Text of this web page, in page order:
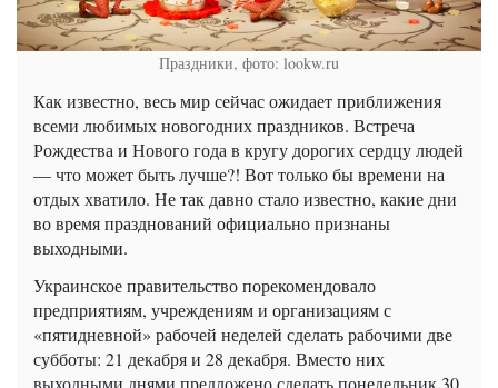
Праздники, фото: lookw.ru
Как известно, весь мир сейчас ожидает приближения
всеми любимых новогодних праздников. Встреча
Рождества и Нового года в кругу дорогих сердцу людей
— что может быть лучше?! Вот только бы времени на
отдых хватило. Не так давно стало известно, какие дни
во время празднований официально признаны
выходными.
Украинское правительство порекомендовало
предприятиям, учреждениям и организациям с
«пятидневной» рабочей неделей сделать рабочими две
субботы: 21 декабря и 28 декабря. Вместо них
выходными днями предложено сделать понедельник 30